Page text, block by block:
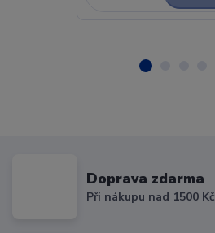
Doprava zdarma
Při nákupu nad 1500 Kč